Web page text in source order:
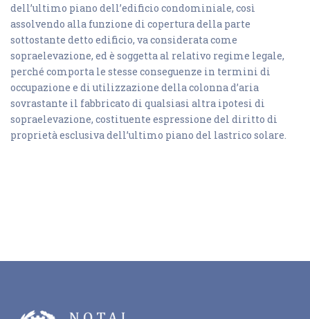
dell’ultimo piano dell’edificio condominiale, così
assolvendo alla funzione di copertura della parte
sottostante detto edificio, va considerata come
sopraelevazione, ed è soggetta al relativo regime legale,
perché comporta le stesse conseguenze in termini di
occupazione e di utilizzazione della colonna d’aria
sovrastante il fabbricato di qualsiasi altra ipotesi di
sopraelevazione, costituente espressione del diritto di
proprietà esclusiva dell’ultimo piano del lastrico solare.